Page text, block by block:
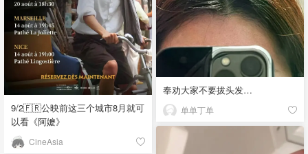
奉劝大家不要拔头发…
单单丁单
9/2🇫🇷公映前这三个城市8月就可
以看《阿嬷》
CineAsia